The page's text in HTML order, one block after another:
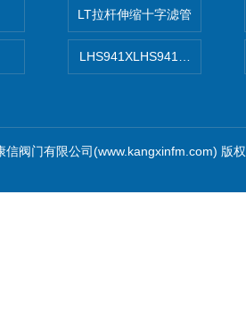
LT拉杆伸缩十字滤管
LHS941XLHS941X调压调流
阀门有限公司(www.kangxinfm.com) 版